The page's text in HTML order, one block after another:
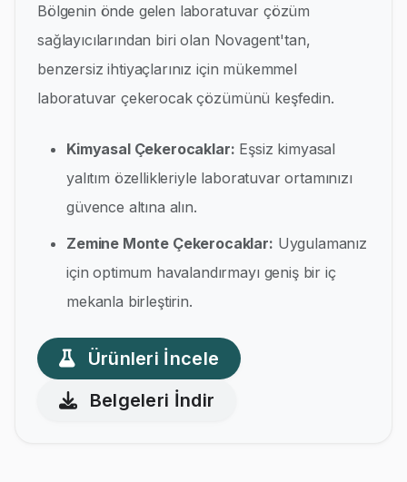
Bölgenin önde gelen laboratuvar çözüm
sağlayıcılarından biri olan Novagent'tan,
benzersiz ihtiyaçlarınız için mükemmel
laboratuvar çekerocak çözümünü keşfedin.
Kimyasal Çekerocaklar: Eşsiz kimyasal
yalıtım özellikleriyle laboratuvar ortamınızı
güvence altına alın.
Zemine Monte Çekerocaklar: Uygulamanız
için optimum havalandırmayı geniş bir iç
mekanla birleştirin.
Ürünleri İncele
Belgeleri İndir